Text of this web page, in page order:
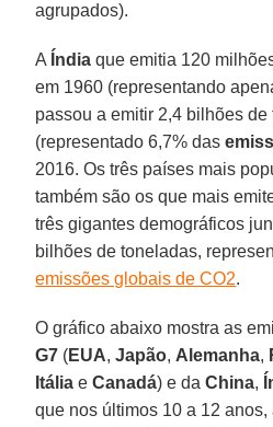
agrupados).
A Índia que emitia 120
em 1960 (representando
passou a emitir 2,4 bilhões de
(representado 6,7% das
2016. Os três países mais
também são os que mais
três gigantes demográficos
bilhões de toneladas,
emissões globais de CO2.
O gráfico abaixo mostra as
G7 (EUA,Japão, Alemanha,
Itália eCanadá) e daChina,
que nos últimos 10 a 12